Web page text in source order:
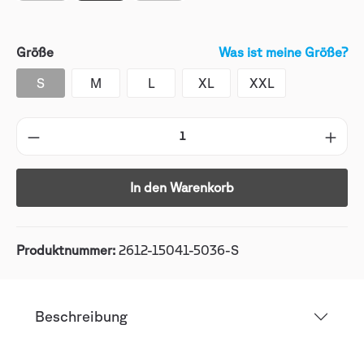
Größe Was ist meine Größe?
S M L XL XXL
In den Warenkorb
Produktnummer: 2612-15041-5036-S
Beschreibung